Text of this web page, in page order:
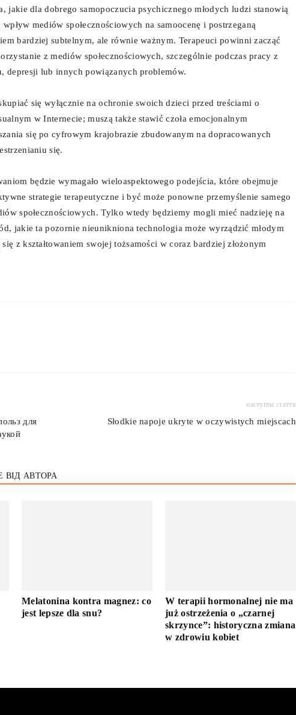
jakie dla dobrego samopoczucia psychicznego młodych ludzi stanowią
mediów społecznościowych na samoocenę i postrzeganą
bardziej subtelnym, ale równie ważnym. Terapeuci powinni zacząć
z mediów społecznościowych, szczególnie podczas pracy z
depresji lub innych powiązanych problemów.
się wyłącznie na ochronie swoich dzieci przed treściami o
w Internecie; muszą także stawić czoła emocjonalnym
się po cyfrowym krajobrazie zbudowanym na dopracowanych
się.
będzie wymagało wieloaspektowego podejścia, które obejmuje
strategie terapeutyczne i być może ponowne przemyślenie samego
społecznościowych. Tylko wtedy będziemy mogli mieć nadzieję na
jakie ta pozornie nieunikniona technologia może wyrządzić młodym
z kształtowaniem swojej tożsamości w coraz bardziej złożonym
для
наступна стаття
Słodkie napoje ukryte w oczywistych miejscach
ВІД АВТОРА
Melatonina kontra magnez: co
jest lepsze dla snu?
W terapii hormonalnej nie ma
już ostrzeżenia o „czarnej
skrzynce”: historyczna zmiana
w zdrowiu kobiet